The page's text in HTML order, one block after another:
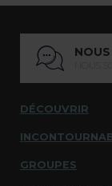
DÉCOUVRIR
GROUPES